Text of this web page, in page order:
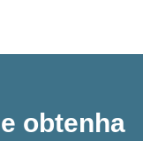
obtenha